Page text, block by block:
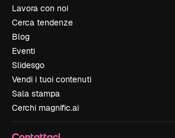
Lavora con noi
Cerca tendenze
Blog
Eventi
Slidesgo
Vendi i tuoi contenuti
Sala stampa
Cerchi magnific.ai